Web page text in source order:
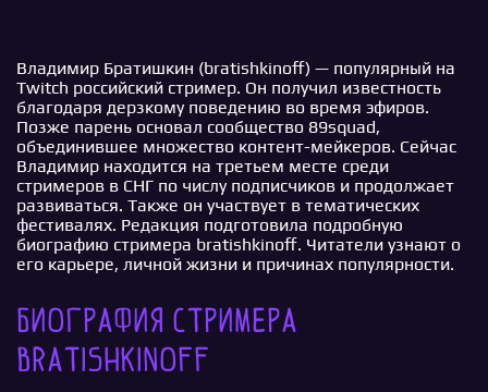
Владимир Братишкин (bratishkinoff) — популярный на
Twitch российский стример. Он получил известность
благодаря дерзкому поведению во время эфиров.
Позже парень основал сообщество 89squad,
объединившее множество контент-мейкеров. Сейчас
Владимир находится на третьем месте среди
стримеров в СНГ по числу подписчиков и продолжает
развиваться. Также он участвует в тематических
фестивалях. Редакция подготовила подробную
биографию стримера bratishkinoff. Читатели узнают о
его карьере, личной жизни и причинах популярности.
Биография стримера
bratishkinoff